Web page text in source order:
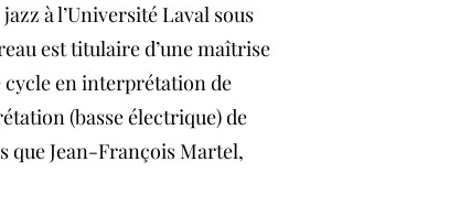
à l’Université Laval sous
est titulaire d’une maîtrise
cycle en interprétation de
(basse électrique) de
que Jean-François Martel,